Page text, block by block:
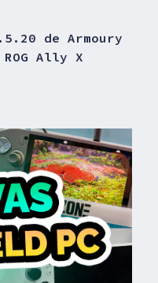
de Armoury
Ally X